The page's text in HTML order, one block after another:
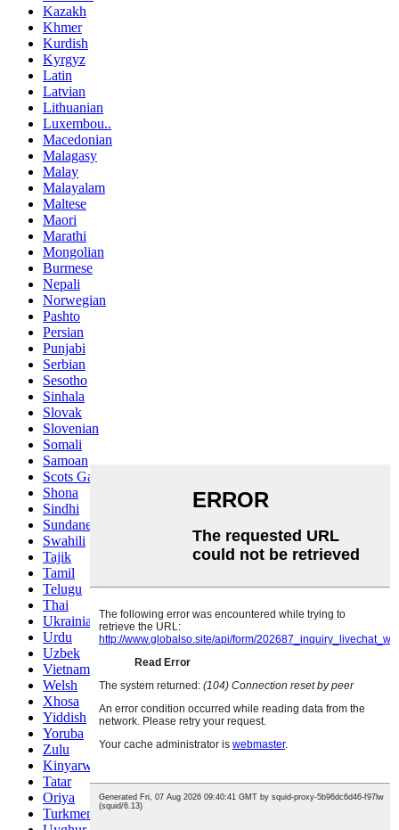
Kazakh
Khmer
Kurdish
Kyrgyz
Latin
Latvian
Lithuanian
Luxembou..
Macedonian
Malagasy
Malay
Malayalam
Maltese
Maori
Marathi
Mongolian
Burmese
Nepali
Norwegian
Pashto
Persian
Punjabi
Serbian
Sesotho
Sinhala
Slovak
Slovenian
Somali
Samoan
Scots Gaelic
Shona
Sindhi
Sundanese
Swahili
Tajik
Tamil
Telugu
Thai
Ukrainian
Urdu
Uzbek
Vietnamese
Welsh
Xhosa
Yiddish
Yoruba
Zulu
Kinyarwanda
Tatar
Oriya
Turkmen